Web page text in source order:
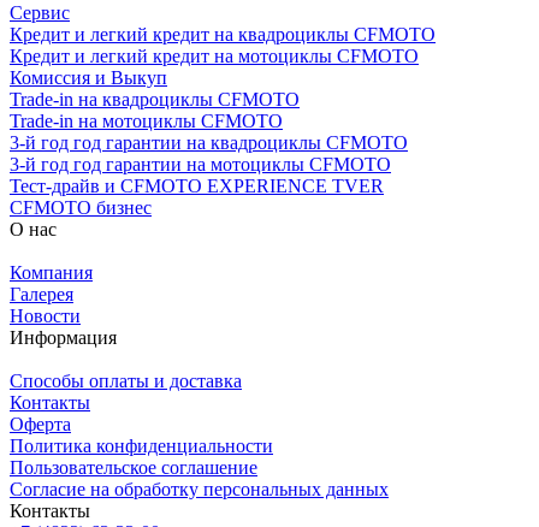
Сервис
Кредит и легкий кредит на квадроциклы CFMOTO
Кредит и легкий кредит на мотоциклы CFMOTO
Комиссия и Выкуп
Trade-in на квадроциклы CFMOTO
Trade-in на мотоциклы CFMOTO
3-й год год гарантии на квадроциклы CFMOTO
3-й год год гарантии на мотоциклы CFMOTO
Тест-драйв и CFMOTO EXPERIENCE TVER
CFMOTO бизнес
О нас
Компания
Галерея
Новости
Информация
Способы оплаты и доставка
Контакты
Оферта
Политика конфиденциальности
Пользовательское соглашение
Согласие на обработку персональных данных
Контакты